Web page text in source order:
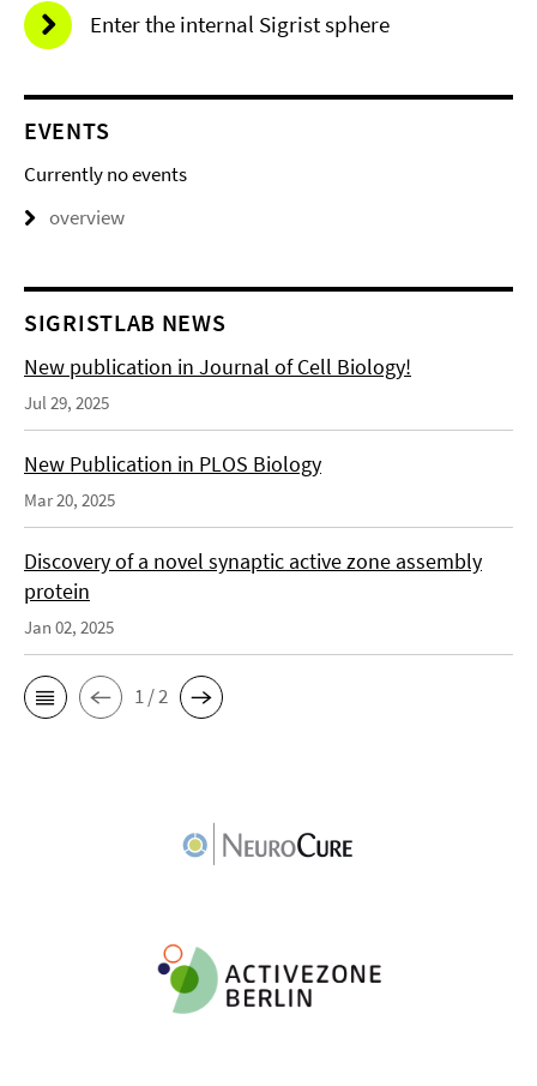
Enter the internal Sigrist sphere
EVENTS
Currently no events
overview
SIGRISTLAB NEWS
New publication in Journal of Cell Biology!
Jul 29, 2025
New Publication in PLOS Biology
Mar 20, 2025
Discovery of a novel synaptic active zone assembly
protein
Jan 02, 2025
1 / 2